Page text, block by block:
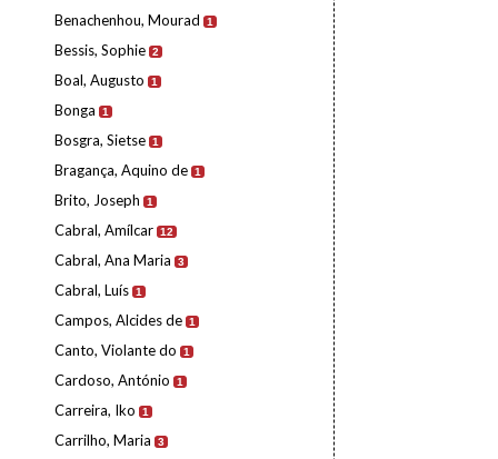
Benachenhou, Mourad 1
Bessis, Sophie 2
Boal, Augusto 1
Bonga 1
Bosgra, Sietse 1
Bragança, Aquino de 1
Brito, Joseph 1
Cabral, Amílcar 12
Cabral, Ana Maria 3
Cabral, Luís 1
Campos, Alcides de 1
Canto, Violante do 1
Cardoso, António 1
Carreira, Iko 1
Carrilho, Maria 3